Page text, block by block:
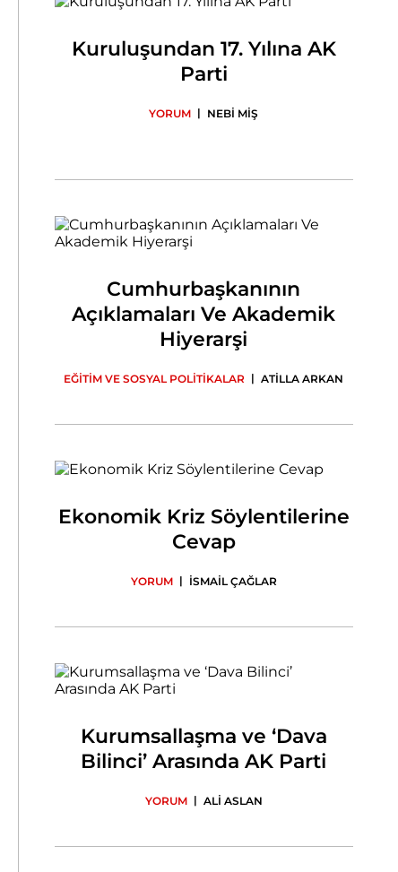
Kuruluşundan 17. Yılına AK
Parti
YORUM | NEBİ MİŞ
Cumhurbaşkanının
Açıklamaları Ve Akademik
Hiyerarşi
EĞİTİM VE SOSYAL POLİTİKALAR | ATİLLA ARKAN
Ekonomik Kriz Söylentilerine
Cevap
YORUM | İSMAİL ÇAĞLAR
Kurumsallaşma ve ‘Dava
Bilinci’ Arasında AK Parti
YORUM | ALİ ASLAN